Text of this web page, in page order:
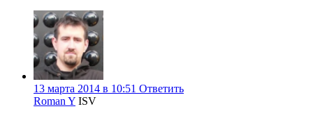
13 марта 2014 в 10:51 Ответить
Roman Y ISV